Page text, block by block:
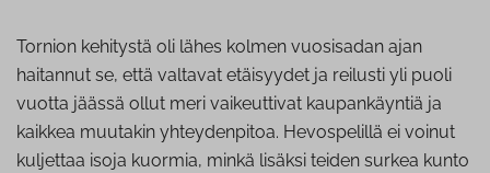
Tornion kehitystä oli lähes kolmen vuosisadan ajan
haitannut se, että valtavat etäisyydet ja reilusti yli puoli
vuotta jäässä ollut meri vaikeuttivat kaupankäyntiä ja
kaikkea muutakin yhteydenpitoa. Hevospelillä ei voinut
kuljettaa isoja kuormia, minkä lisäksi teiden surkea kunto